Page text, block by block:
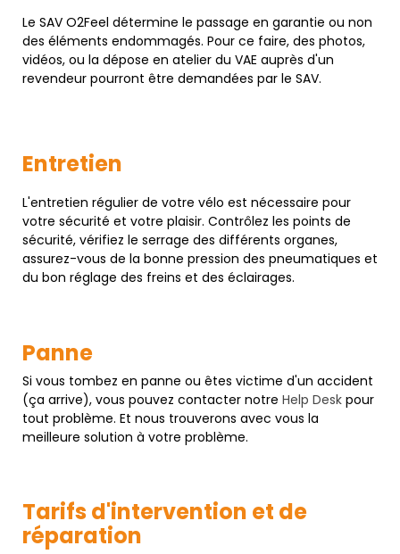
Le SAV O2Feel détermine le passage en garantie ou non
des éléments endommagés. Pour ce faire, des photos,
vidéos, ou la dépose en atelier du VAE auprès d'un
revendeur pourront être demandées par le SAV.
Entretien
L'entretien régulier de votre vélo est nécessaire pour
votre sécurité et votre plaisir. Contrôlez les points de
sécurité, vérifiez le serrage des différents organes,
assurez-vous de la bonne pression des pneumatiques et
du bon réglage des freins et des éclairages.
Panne
Si vous tombez en panne ou êtes victime d'un accident
(ça arrive), vous pouvez contacter notre Help Desk pour
tout problème. Et nous trouverons avec vous la
meilleure solution à votre problème.
Tarifs d'intervention et de
réparation